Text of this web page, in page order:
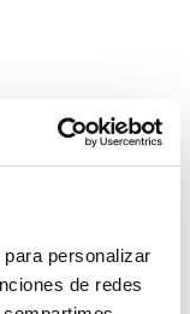
personalizar
de redes